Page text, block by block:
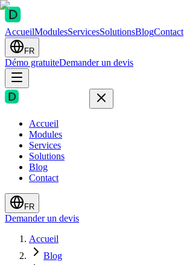
AccueilModulesServicesSolutionsBlogContact
FR
Démo gratuiteDemander un devis
Accueil
Modules
Services
Solutions
Blog
Contact
FR
Demander un devis
Accueil
Blog